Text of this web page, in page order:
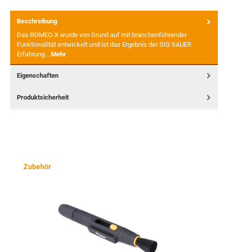
Beschreibung
Das ROMEO-X wurde von Grund auf mit branchenführender
Funktionalität entwickelt und ist das Ergebnis der SIG SAUER
Erfahrung… Mehr
Eigenschaften
Produktsicherheit
Produktgalerie überspringen
Zubehör